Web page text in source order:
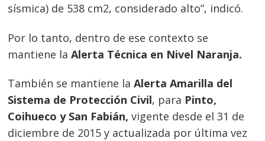
sísmica) de 538 cm2, considerado alto”, indicó.
Por lo tanto, dentro de ese contexto se
mantiene laAlerta Técnica en Nivel Naranja.
También se mantiene laAlerta Amarilla del
Sistema de Protección Civil, para Pinto,
Coihueco y San Fabián, vigente desde el 31 de
diciembre de 2015 y actualizada por última vez